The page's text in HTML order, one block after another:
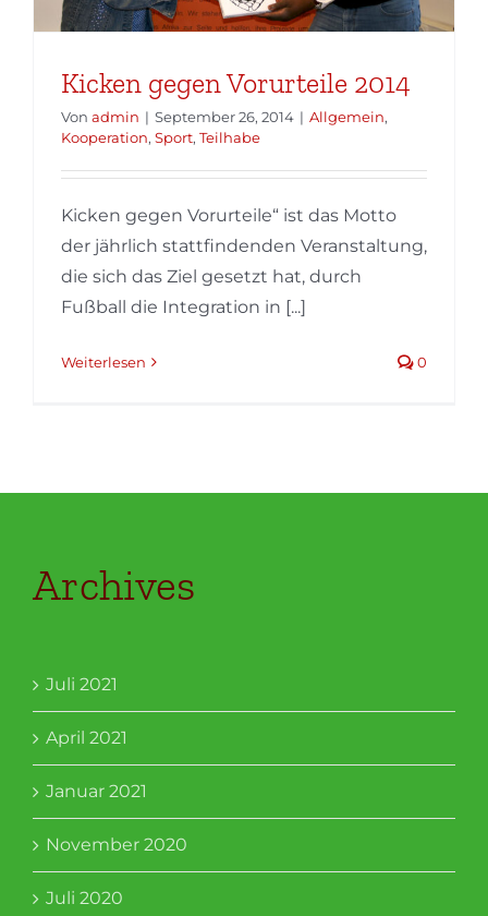
Kicken gegen Vorurteile 2014
Von admin | September 26, 2014 | Allgemein,
Kooperation, Sport, Teilhabe
Kicken gegen Vorurteile“ ist das Motto
der jährlich stattfindenden Veranstaltung,
die sich das Ziel gesetzt hat, durch
Fußball die Integration in [...]
Weiterlesen 0
Archives
Juli 2021
April 2021
Januar 2021
November 2020
Juli 2020